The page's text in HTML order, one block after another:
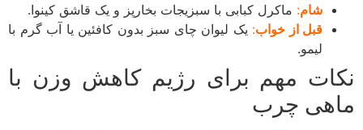
شام :ماکرل کبابی با سبزیجات بخارپز و یک قاشق کینوا.
قبل از خواب:یک لیوان چای سبز بدون کافئین یا آب گرم با
مهم برای رژیم کاهش وزن با
چرب